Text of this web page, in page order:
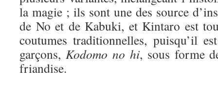
la magie ; ils sont une des source
de No et de Kabuki, et Kintaro est
coutumes traditionnelles, puisqu’il
garçons, Kodomo no hi, sous forme
friandise.